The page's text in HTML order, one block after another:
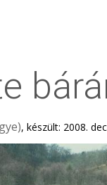
, készült: 2008.